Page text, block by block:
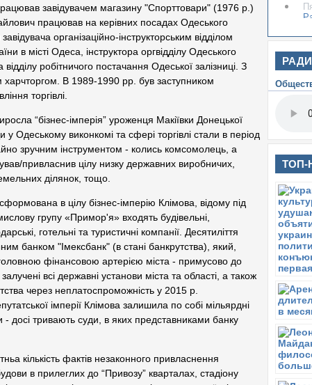
завідувачем магазину "Спорттовари" (1976 р.)
працював на керівних посадах Одеського
організаційно-інструкторським відділом
в місті Одеса, інструктора оргвідділу Одеського
робітничого постачання Одеської залізниці. З
В 1989-1990 рр. був заступником
торгівлі.
“бізнес-імперія” уроженця Макіївки Донецької
у Одеському виконкомі та сфері торгівлі стали в період
зручним інструментом - колись комсомолець, а
привласнив цілу низку державних виробничих,
ділянок, тощо.
в цілу бізнес-імперію Клімова, відому під
групу «Примор'я» входять будівельні,
готельні та туристичні компанії. Десятиліття
банком "Імексбанк" (в стані банкрутства), який,
головною фінансовою артерією міста - примусово до
всі державні установи міста та області, а також
через неплатоспроможність у 2015 р.
імперії Клімова залишила по собі мільярдні
досі тривають суди, в яких представниками банку
кількість фактів незаконного привласнення
в прилеглих до “Привозу” кварталах, стадіону
ТОП-